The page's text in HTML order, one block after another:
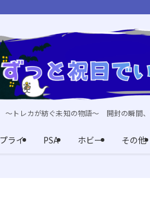
～トレカが紡ぐ未知の物語～ 開封の瞬間
ライ PSA ホビー その他